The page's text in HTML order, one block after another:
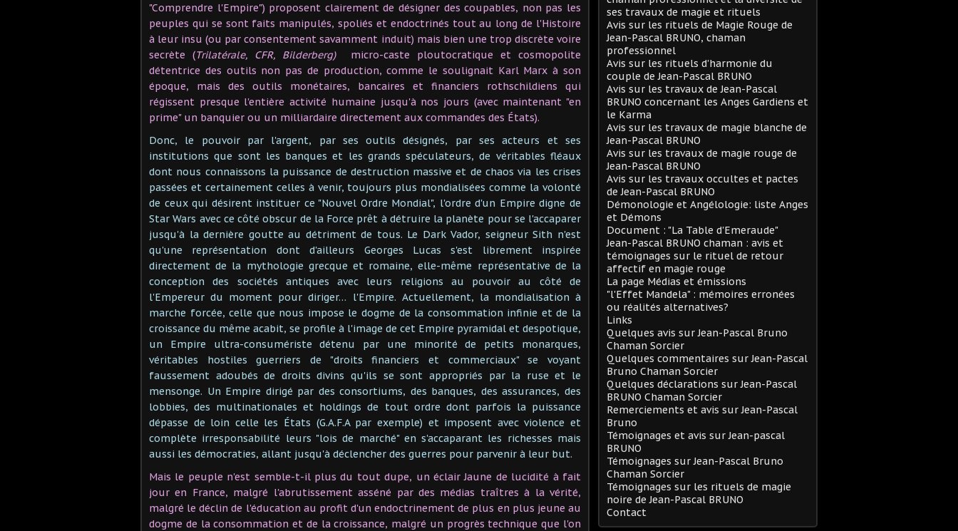
"Comprendre l'Empire") proposent clairement de désigner des coupables, non pas les
peuples qui se sont faits manipulés, spoliés et endoctrinés tout au long de l'Histoire
à leur insu (ou par consentement savamment induit) mais bien une trop discrète voire
secrète (Trilatérale, CFR, Bilderberg)micro-caste ploutocratique et cosmopolite
détentrice des outils non pas de production, comme le soulignait Karl Marx à son
époque, mais des outils monétaires, bancaires et financiers rothschildiens qui
régissent presque l'entière activité humaine jusqu'à nos jours (avec maintenant "en
prime" un banquier ou un milliardaire directement aux commandes des États).
Donc, le pouvoir par l'argent, par ses outils désignés, par ses acteurs et ses
institutions que sont les banques et les grands spéculateurs, de véritables fléaux
dont nous connaissons la puissance de destruction massive et de chaos via les crises
passées et certainement celles à venir, toujours plus mondialisées comme la volonté
de ceux qui désirent instituer ce "Nouvel Ordre Mondial", l'ordre d'un Empire digne de
Star Wars avec ce côté obscur de la Force prêt à détruire la planète pour se l'accaparer
jusqu'à la dernière goutte au détriment de tous. Le Dark Vador, seigneur Sith n'est
qu'une représentation dont d'ailleurs Georges Lucas s'est librement inspirée
directement de la mythologie grecque et romaine, elle-même représentative de la
conception des sociétés antiques avec leurs religions au pouvoir au côté de
l'Empereur du moment pour diriger… l'Empire. Actuellement, la mondialisation à
marche forcée, celle que nous impose le dogme de la consommation infinie et de la
croissance du même acabit, se profile à l'image de cet Empire pyramidal et despotique,
un Empire ultra-consumériste détenu par une minorité de petits monarques,
véritables hostiles guerriers de "droits financiers et commerciaux" se voyant
faussement adoubés de droits divins qu'ils se sont appropriés par la ruse et le
mensonge. Un Empire dirigé par des consortiums, des banques, des assurances, des
lobbies, des multinationales et holdings de tout ordre dont parfois la puissance
dépasse de loin celle les États (G.A.F.A par exemple) et imposent avec violence et
complète irresponsabilité leurs "lois de marché" en s'accaparant les richesses mais
aussi les démocraties, allant jusqu'à déclencher des guerres pour parvenir à leur but.
Mais le peuple n'est semble-t-il plus du tout dupe, un éclair Jaune de lucidité à fait
jour en France, malgré l'abrutissement asséné par des médias traîtres à la vérité,
malgré le déclin de l'éducation au profit d'un endoctrinement de plus en plus jeune au
dogme de la consommation et de la croissance, malgré un progrès technique que l'on
ses travaux de magie et rituels
Avis sur les rituels de Magie Rouge de
Jean-Pascal BRUNO, chaman
professionnel
Avis sur les rituels d'harmonie du
couple de Jean-Pascal BRUNO
Avis sur les travaux de Jean-Pascal
BRUNO concernant les Anges Gardiens et
le Karma
Avis sur les travaux de magie blanche de
Jean-Pascal BRUNO
Avis sur les travaux de magie rouge de
Jean-Pascal BRUNO
Avis sur les travaux occultes et pactes
de Jean-Pascal BRUNO
Démonologie et Angélologie: liste Anges
et Démons
Document : "La Table d'Emeraude"
Jean-Pascal BRUNO chaman : avis et
témoignages sur le rituel de retour
affectif en magie rouge
La page Médias et émissions
"l'Effet Mandela" : mémoires erronées
ou réalités alternatives?
Links
Quelques avis sur Jean-Pascal Bruno
Chaman Sorcier
Quelques commentaires sur Jean-Pascal
Bruno Chaman Sorcier
Quelques déclarations sur Jean-Pascal
BRUNO Chaman Sorcier
Remerciements et avis sur Jean-Pascal
Bruno
Témoignages et avis sur Jean-pascal
BRUNO
Témoignages sur Jean-Pascal Bruno
Chaman Sorcier
Témoignages sur les rituels de magie
noire de Jean-Pascal BRUNO
Contact